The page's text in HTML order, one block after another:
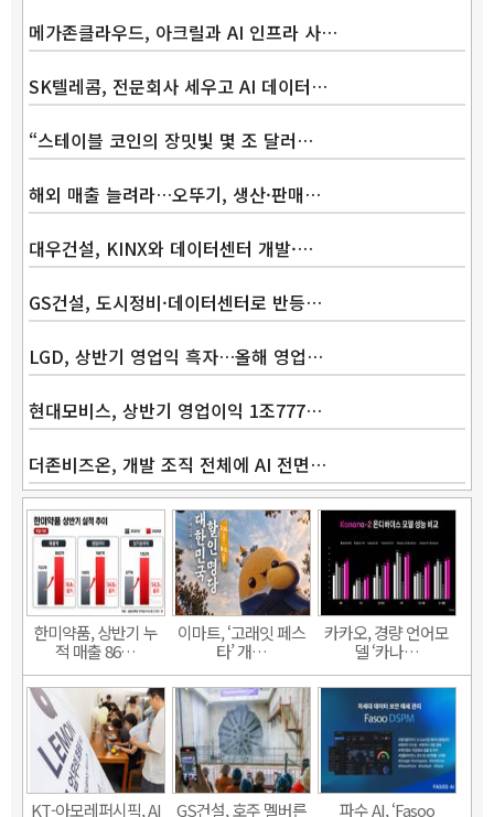
메가존클라우드, 아크릴과 AI 인프라 사…
SK텔레콤, 전문회사 세우고 AI 데이터…
“스테이블 코인의 장밋빛 몇 조 달러…
해외 매출 늘려라…오뚜기, 생산·판매…
대우건설, KINX와 데이터센터 개발·…
GS건설, 도시정비·데이터센터로 반등…
LGD, 상반기 영업익 흑자…올해 영업…
현대모비스, 상반기 영업이익 1조777…
더존비즈온, 개발 조직 전체에 AI 전면…
한미약품, 상반기 누
적 매출 86…
이마트, ‘고래잇 페스
타’ 개…
카카오, 경량 언어모
델 ‘카나…
KT-아모레퍼시픽, AI GS건설, 호주 멜버른 파수 AI, ‘Fasoo